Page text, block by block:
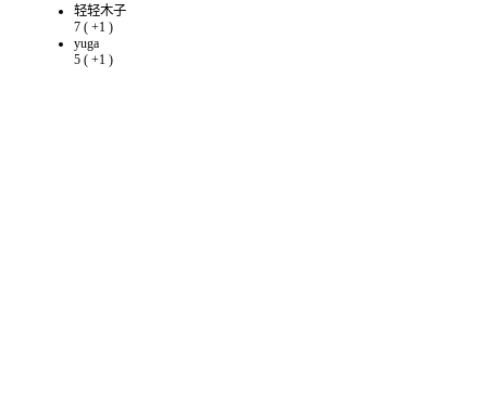
轻轻木子
7 ( +1 )
yuga
5 ( +1 )